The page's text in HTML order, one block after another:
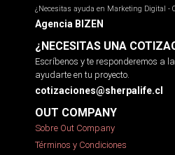
¿Necesitas ayuda en Marketing Digital -
Agencia BIZEN
¿NECESITAS UNA
Escríbenos y te responderemos a
ayudarte en tu proyecto.
cotizaciones@sherpalife.cl
OUT COMPANY
Sobre Out Company
Términos y Condiciones